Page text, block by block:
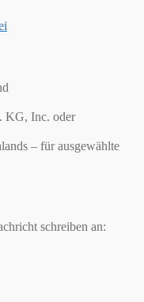
KG, Inc. oder
– für ausgewählte
schreiben an: